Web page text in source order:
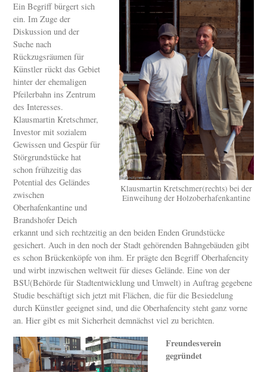
Klausmartin Kretschmer(rechts) bei der
Einweihung der Holzoberhafenkantine
Ein Begriff bürgert sich
ein. Im Zuge der
Diskussion und der
Suche nach
Rückzugsräumen für
Künstler rückt das Gebiet
hinter der ehemaligen
Pfeilerbahn ins Zentrum
des Interesses.
Klausmartin Kretschmer,
Investor mit sozialem
Gewissen und Gespür für
Störgrundstücke hat
schon frühzeitig das
Potential des Geländes
zwischen
Oberhafenkantine und
Brandshofer Deich
erkannt und sich rechtzeitig an den beiden Enden Grundstücke
gesichert. Auch in den noch der Stadt gehörenden Bahngebäuden gibt
es schon Brückenköpfe von ihm. Er prägte den Begriff Oberhafencity
und wirbt inzwischen weltweit für dieses Gelände. Eine von der
BSU(Behörde für Stadtentwicklung und Umwelt) in Auftrag gegebene
Studie beschäftigt sich jetzt mit Flächen, die für die Besiedelung
durch Künstler geeignet sind, und die Oberhafencity steht ganz vorne
an. Hier gibt es mit Sicherheit demnächst viel zu berichten.
Freundesverein
gegründet